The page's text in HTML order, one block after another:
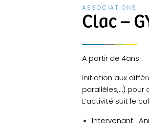
ASSOCIATIONS
Clac –
A partir de 4ans :
Initiation aux
parallèles,…) pour
L’activité suit le
Intervenant :